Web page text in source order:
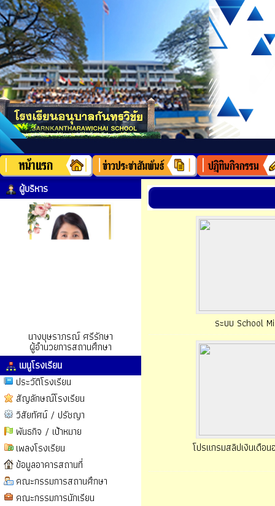
ผู้บริหาร
นางบุษราภรณ์ ศรีรักษา
ผู้อำนวยการสถานศึกษา
เมนูโรงเรียน
ประวัติโรงเรียน
สัญลักษณ์โรงเรียน
วิสัยทัศน์ / ปรัชญา
พันธกิจ / เป้าหมาย
เพลงโรงเรียน
ข้อมูลอาคารสถานที่
คณะกรรมการสถานศึกษา
คณะกรรมการนักเรียน
ระบบ School
โปรแกรมสลิปเงินเดือ